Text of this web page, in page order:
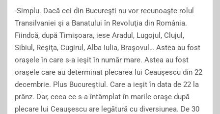
-Simplu. Dacă cei din Bucureşti nu vor recunoaşte rolul
Transilvaniei şi a Banatului în Revoluţia din România.
Fiindcă, după Timişoara, iese Aradul, Lugojul, Clujul,
Sibiul, Reşiţa, Cugirul, Alba Iulia, Braşovul… Astea au fost
oraşele în care s-a ieşit în număr mare. Astea au fost
oraşele care au determinat plecarea lui Ceauşescu din 22
decembrie. Plus Bucureştiul. Care a ieşit în data de 22 la
prânz. Dar, ceea ce s-a întâmplat în marile oraşe după
plecare lui Ceauşescu are legătură cu diversiunea. De 30